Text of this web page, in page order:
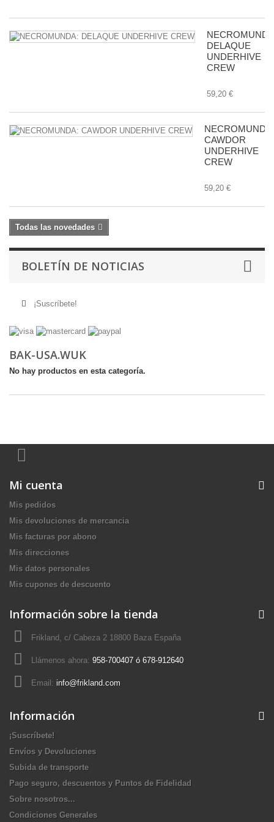
DELAQUE
UNDERHIVE
CREW
59,20 €
NECROMUNDA:
CAWDOR
UNDERHIVE
CREW
59,20 €
Todas las novedades
BOLETÍN DE NOTICIAS
¡Suscríbete!
BAK-USA.WUK
No hay productos en esta categoría.
Mi cuenta
Mis pedidos
Mis devoluciones de mercancia
Mis facturas por abono
Mis direcciones
Mis datos personales
Mis cupones de descuento
Información sobre la tienda
Frikland, c/ Cabeza 2 18800 Baza España
Llámenos ahora: 958-700407 ó 678-912640
Email: info@frikland.com
Información
¡Suscríbete!
Envíos y Devoluciones
Subida de transporte
Pago seguro, descuentos y Puntos de Fidelidad
Sobre nosotros...
Condiciones Generales